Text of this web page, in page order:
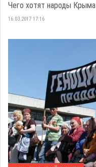
Чего хотят народы Крыма
16.03.2017 17:16